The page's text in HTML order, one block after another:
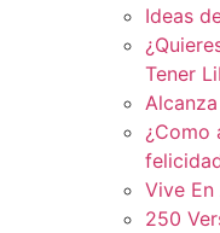
Ideas
Tener
¿Como
Vive En
250